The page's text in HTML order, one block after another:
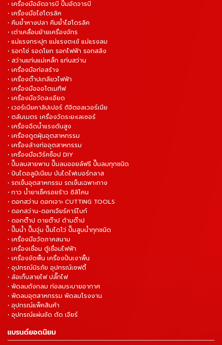
• เครื่องมืออัดจารบี ปั๊มอัดจารบี
• เครื่องมือไฮโดรลิค
• คีมย้ำหางปลา คีมย้ำไฮโดรลิค
• เต่าเคลื่อนย้ายเครื่องจักร
• แม่แรงกระปุก แม่แรงตะเข้ แม่แรงลม
• รอกโซ่ รอดโยก รอกไฟฟ้า รอกสลิง
• สว่านแท่นแม่เหล็ก แท่นสว่าน
• เครื่องมือก่อสร้าง
• เครื่องต๊าปเกลียวไฟฟ้า
• เครื่องมือออโตเมทีฟ
• เครื่องมือวัดละเอียด
• เวอร์เนียคาลิปเปอร์ ดิจิตอลเวอร์เนีย
• ตลับเมตร เครื่องวัดระยะเลเซอร์
• เครื่องฉีดน้ำแรงดันสูง
• เครื่องดูดฝุ่นอุตสาหกรรม
• เครื่องล้างท่ออุตสาหกรรม
• เครื่องมือเวิร์คช็อป DIY
• ปั๊มลมสายพาน ปั๊มลมออยล์ฟรี ปั๊มลมทุกชนิด
• ปันไดอลูมิเนียม บันไดไฟเบอร์กลาส
• รถเข็นอุตสาหกรรม รถเข็นเฉพาะทาง
• กาว น้ำยาเช็ครอยร้าว ซิลิโคน
• ดอกสว่าน ดอกเจาะ CUTTING TOOLS
• ดอกสว่าน-ดอกเจียร์คาร์ไบท์
• ดอกต๊าป ดายต๊าป ด้ามต๊าป
• ปั๊มน้ำ ปั๊มจุ่ม ปั๊มไดโว่ ปั๊มสูบน้ำทุกชนิด
• เครื่องมือวัดภาคสนาม
• เครื่องเชื่อม ตู้เชื่อมไฟฟ้า
• เครื่องขัดพื้น เครื่องปั่นเงาพื้น
• อุปกรณ์นิรภัย อุปกรณ์เซฟตี้
• ล้อเก็บสายไฟ ปลั๊กไฟ
• พัดลมถังกลม ท่อลมระบายอากาศ
• พัดลมอุตสาหกรรม พัดลมโรงงาน
• อุปกรณ์แพ็คสินค้า
• อุปกรณ์แผ่นขัด ตัด เจียร์
แบรนด์ยอดนิยม